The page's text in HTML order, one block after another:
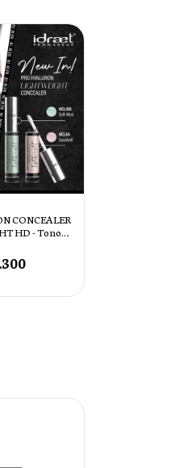
CONCEALER
HD - Tono